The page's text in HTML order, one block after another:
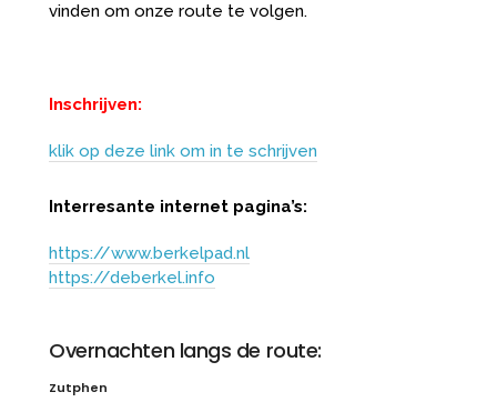
vinden om onze route te volgen.
Inschrijven:
klik op deze link om in te schrijven
Interresante internet pagina’s:
https://www.berkelpad.nl
https://deberkel.info
Overnachten langs de route:
Zutphen